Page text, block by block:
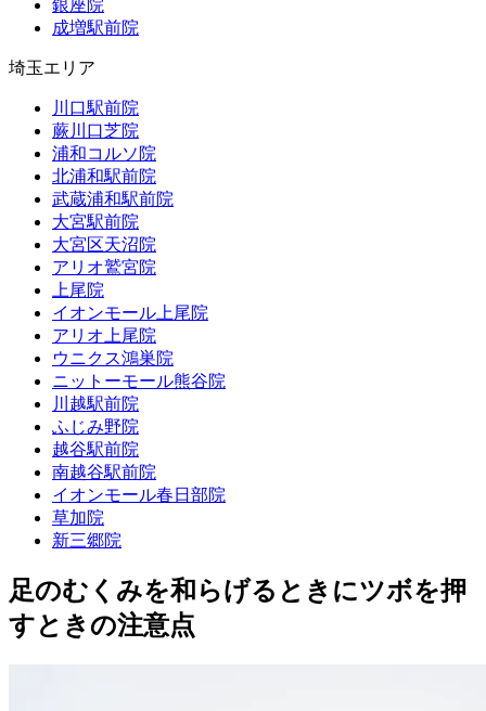
銀座院
成増駅前院
埼玉エリア
川口駅前院
蕨川口芝院
浦和コルソ院
北浦和駅前院
武蔵浦和駅前院
大宮駅前院
大宮区天沼院
アリオ鷲宮院
上尾院
イオンモール上尾院
アリオ上尾院
ウニクス鴻巣院
ニットーモール熊谷院
川越駅前院
ふじみ野院
越谷駅前院
南越谷駅前院
イオンモール春日部院
草加院
新三郷院
足のむくみを和らげるときにツボを押
すときの注意点